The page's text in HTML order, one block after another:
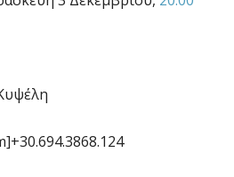
+30.694.3868.124